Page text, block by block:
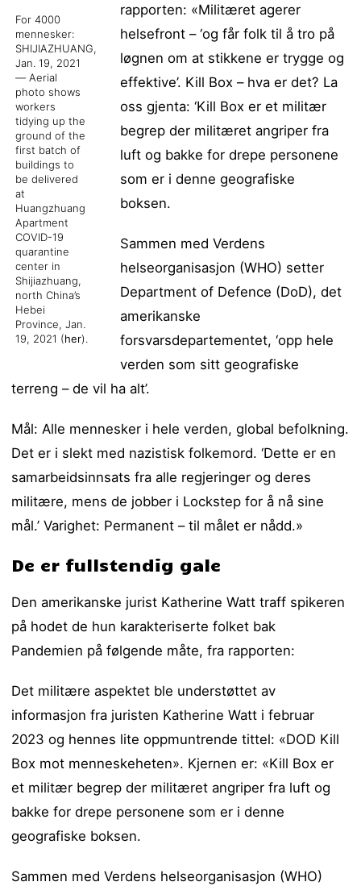
For 4000
mennesker:
SHIJIAZHUANG,
Jan. 19, 2021
— Aerial
photo shows
workers
tidying up the
ground of the
first batch of
buildings to
be delivered
at
Huangzhuang
Apartment
COVID-19
quarantine
center in
Shijiazhuang,
north China’s
Hebei
Province, Jan.
19, 2021 (her).
rapporten: «Militæret agerer
helsefront – ‘og får folk til å tro på
løgnen om at stikkene er trygge og
effektive’. Kill Box – hva er det? La
oss gjenta: ‘Kill Box er et militær
begrep der militæret angriper fra
luft og bakke for drepe personene
som er i denne geografiske
boksen.
Sammen med Verdens
helseorganisasjon (WHO) setter
Department of Defence (DoD), det
amerikanske
forsvarsdepartementet, ‘opp hele
verden som sitt geografiske
terreng – de vil ha alt’.
Mål: Alle mennesker i hele verden, global befolkning.
Det er i slekt med nazistisk folkemord. ‘Dette er en
samarbeidsinnsats fra alle regjeringer og deres
militære, mens de jobber i Lockstep for å nå sine
mål.’ Varighet: Permanent – til målet er nådd.»
De er fullstendig gale
Den amerikanske jurist Katherine Watt traff spikeren
på hodet de hun karakteriserte folket bak
Pandemien på følgende måte, fra rapporten:
Det militære aspektet ble understøttet av
informasjon fra juristen Katherine Watt i februar
2023 og hennes lite oppmuntrende tittel: «DOD Kill
Box mot menneskeheten». Kjernen er: «Kill Box er
et militær begrep der militæret angriper fra luft og
bakke for drepe personene som er i denne
geografiske boksen.
Sammen med Verdens helseorganisasjon (WHO)